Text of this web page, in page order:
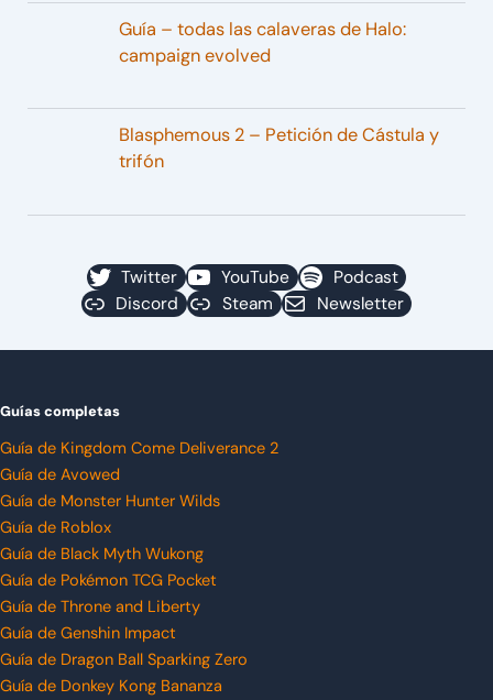
Guía – todas las calaveras de Halo:
campaign evolved
Blasphemous 2 – Petición de Cástula y
trifón
Twitter YouTube
Podcast
Discord
Steam Newsletter
Guías completas
Guía de Kingdom Come Deliverance 2
Guía de Avowed
Guía de Monster Hunter Wilds
Guía de Roblox
Guía de Black Myth Wukong
Guía de Pokémon TCG Pocket
Guía de Throne and Liberty
Guía de Genshin Impact
Guía de Dragon Ball Sparking Zero
Guía de Donkey Kong Bananza